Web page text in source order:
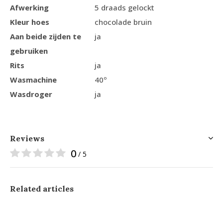
Afwerking
5 draads gelockt
Kleur hoes
chocolade bruin
Aan beide zijden te
gebruiken
ja
Rits
ja
Wasmachine
40º
Wasdroger
ja
Reviews
0 / 5
Related articles